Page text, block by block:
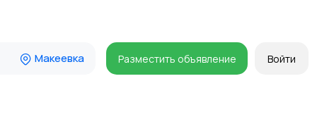
Макеевка Разместить объявление Войти